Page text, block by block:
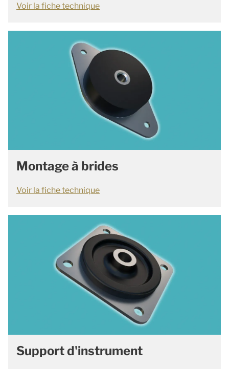
Voir la fiche technique
Montage à brides
Voir la fiche technique
Support d'instrument